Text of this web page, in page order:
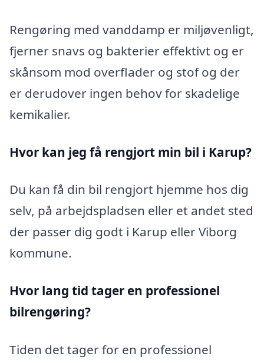
Rengøring med vanddamp er miljøvenligt,
fjerner snavs og bakterier effektivt og er
skånsom mod overflader og stof og der
er derudover ingen behov for skadelige
kemikalier.
Hvor kan jeg få rengjort min bil i Karup?
Du kan få din bil rengjort hjemme hos dig
selv, på arbejdspladsen eller et andet sted
der passer dig godt i Karup eller Viborg
kommune.
Hvor lang tid tager en professionel
bilrengøring?
Tiden det tager for en professionel